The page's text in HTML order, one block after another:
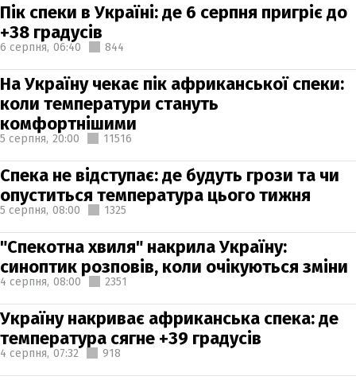
Пік спеки в Україні: де 6 серпня пригріє до
+38 градусів
6 серпня, 06:40 844
На Україну чекає пік африканської спеки:
коли температури стануть
комфортнішими
5 серпня, 20:00 11516
Спека не відступає: де будуть грози та чи
опуститься температура цього тижня
5 серпня, 08:00 1325
"Спекотна хвиля" накрила Україну:
синоптик розповів, коли очікуються зміни
4 серпня, 08:00 2351
Україну накриває африканська спека: де
температура сягне +39 градусів
4 серпня, 07:32 918